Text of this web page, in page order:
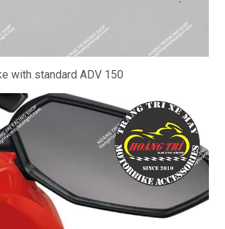
with standard ADV 150